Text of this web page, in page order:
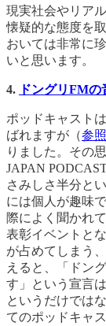
現実社会やリア
懐疑的な態度を
おいては非常に
いと思います。
4. ドングリFM
ポッドキャスト
ばれますが（参照
りました。その
JAPAN
さみしさ半分と
には個人が趣味
際によく聞かれ
表彰イベントと
が占めてしまう
えると、「ドン
す」という宣言
というだけでは
てのポッドキャ